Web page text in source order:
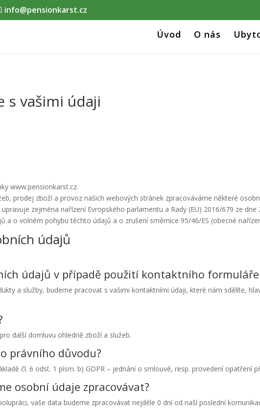
info@pensionkarst.cz
Úvod O nás
s vašimi údaji
www.pensionkarst.cz.
prodej zboží a provoz našich webových stránek zpracováváme některé
zejména nařízení Evropského parlamentu a Rady (EU) 2016/679 ze
a o volném pohybu těchto údajů a o zrušení směrnice 95/46/ES (obecné
údajů
údajů v případě použití kontaktního formuláře
a služby, budeme pracovat s vašimi kontaktními údaji, které nám sdělíte,
další domluvu ohledně zboží a služeb.
právního důvodu?
čl. 6 odst. 1 písm. b) GDPR – jednání o smlouvě, resp. provedení opatření
osobní údaje zpracovávat?
vaše data budeme zpracovávat nejdéle 0 dní od naší poslední